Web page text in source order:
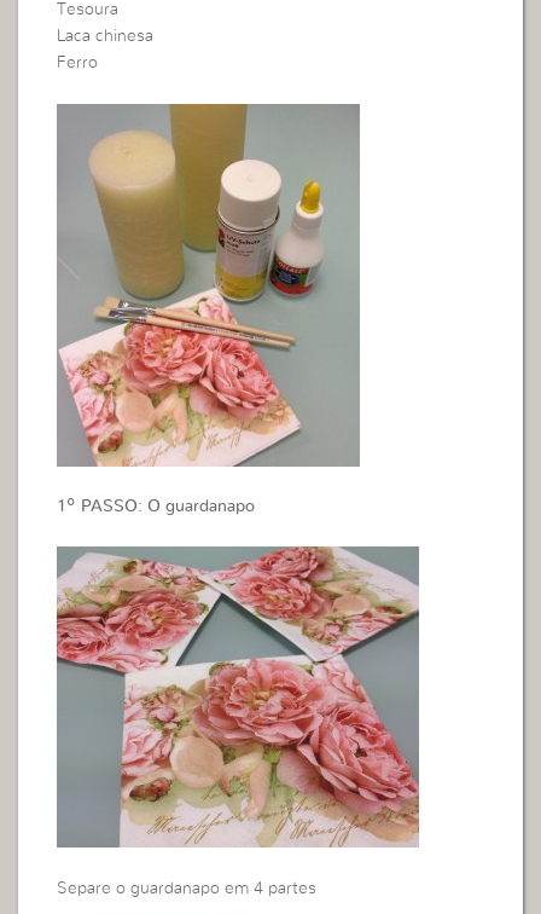
Tesoura
Laca chinesa
Ferro
1º PASSO: O guardanapo
Separe o guardanapo em 4 partes